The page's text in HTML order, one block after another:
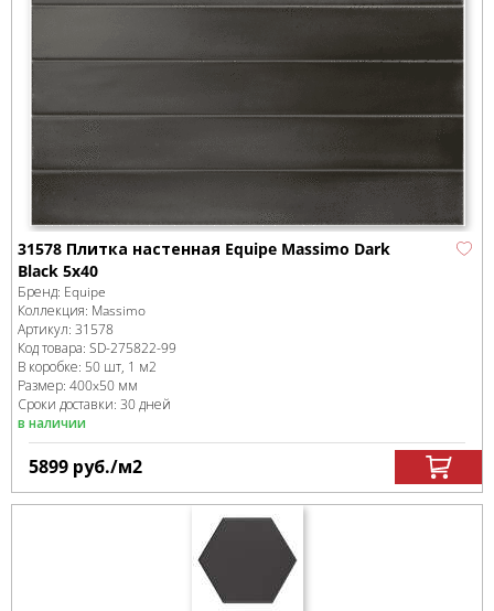
31578 Плитка настенная Equipe Massimo Dark
Black 5x40
Бренд: Equipe
Коллекция: Massimo
Артикул: 31578
Код товара: SD-275822-99
В коробке: 50 шт, 1 м2
Размер: 400x50 мм
Сроки доставки: 30 дней
в наличии
5899 руб./м2